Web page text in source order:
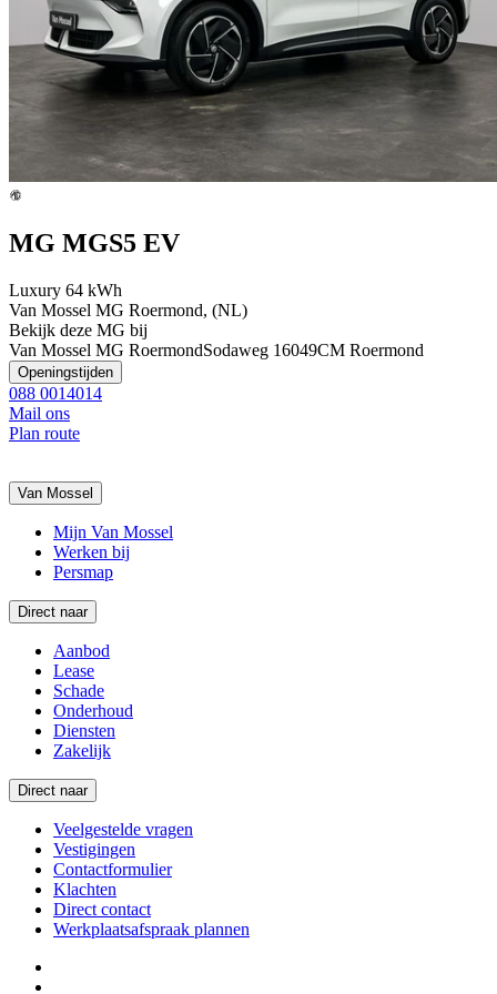
MG MGS5 EV
Luxury 64 kWh
Van Mossel MG Roermond, (NL)
Bekijk deze MG bij
Van Mossel MG RoermondSodaweg 16049CM Roermond
Openingstijden
088 0014014
Mail ons
Plan route
Van Mossel
Mijn Van Mossel
Werken bij
Persmap
Direct naar
Aanbod
Lease
Schade
Onderhoud
Diensten
Zakelijk
Direct naar
Veelgestelde vragen
Vestigingen
Contactformulier
Klachten
Direct contact
Werkplaatsafspraak plannen